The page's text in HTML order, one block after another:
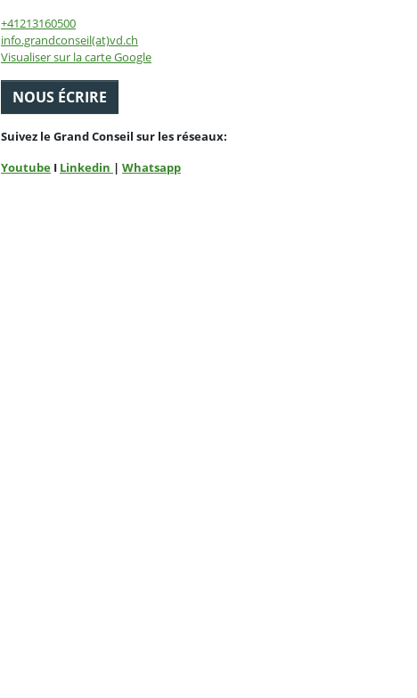
+41213160500
info.grandconseil(at)vd.ch
Visualiser sur la carte Google
NOUS ÉCRIRE
Suivez le Grand Conseil sur les réseaux:
Youtube I Linkedin | Whatsapp